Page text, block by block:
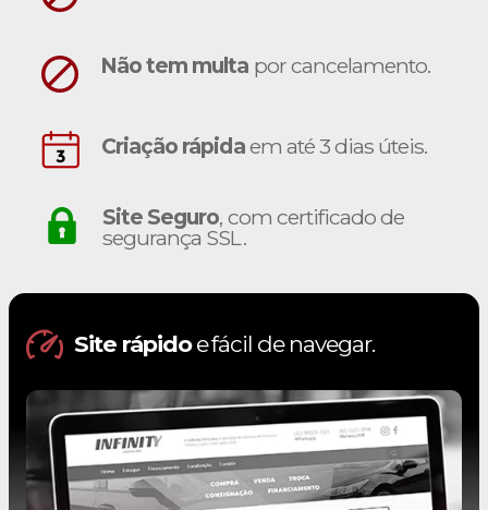
Não tem multa por cancelamento.
Criação rápidaem até 3 dias úteis.
Site Seguro, com certificado de
segurança SSL.
Site rápidoe fácil de navegar.